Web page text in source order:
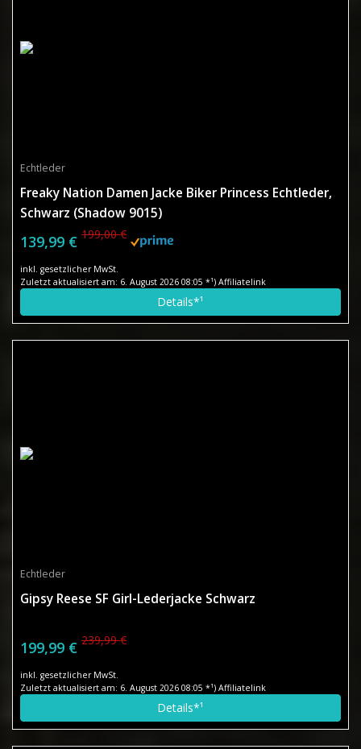
Echtleder
Freaky Nation Damen Jacke Biker Princess Echtleder,
Schwarz (Shadow 9015)
139,99 € 199,00 €
inkl. gesetzlicher MwSt.
Zuletzt aktualisiert am: 6. August 2026 08:05 *¹) Affiliatelink
Details*¹
Echtleder
Gipsy Reese SF Girl-Lederjacke Schwarz
199,99 € 239,99 €
inkl. gesetzlicher MwSt.
Zuletzt aktualisiert am: 6. August 2026 08:05 *¹) Affiliatelink
Details*¹